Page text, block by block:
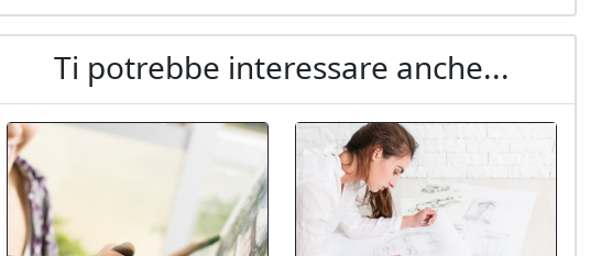
Ti potrebbe interessare anche...